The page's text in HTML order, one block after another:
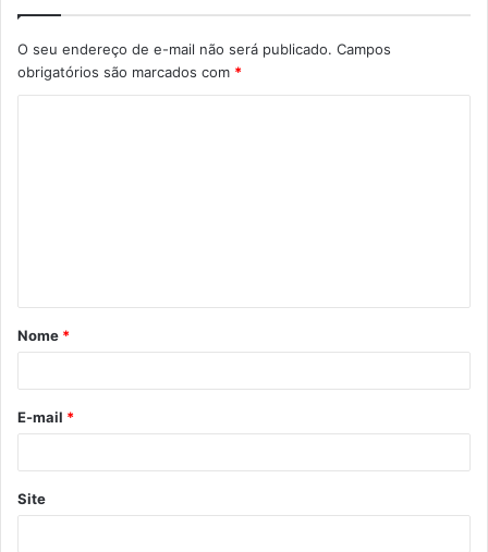
O seu endereço de e-mail não será publicado. Campos
obrigatórios são marcados com *
Nome *
E-mail *
Site